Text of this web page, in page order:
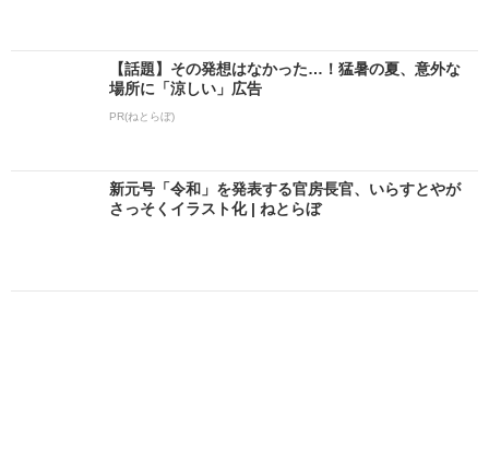
【話題】その発想はなかった…！猛暑の夏、意外な
場所に「涼しい」広告
PR(ねとらぼ)
新元号「令和」を発表する官房長官、いらすとやが
さっそくイラスト化 | ねとらぼ